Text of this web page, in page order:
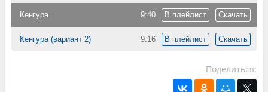
9:40 В плейлист Скачать
Кенгура
9:16 В плейлист Скачать
Кенгура (вариант 2)
Поделиться: